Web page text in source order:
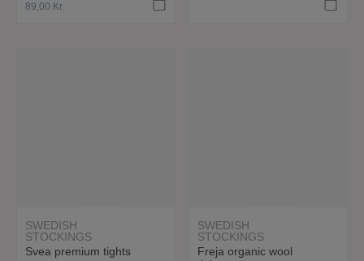
89,00 Kr.
SWEDISH
STOCKINGS
Svea premium tights
SWEDISH
STOCKINGS
Freja organic wool